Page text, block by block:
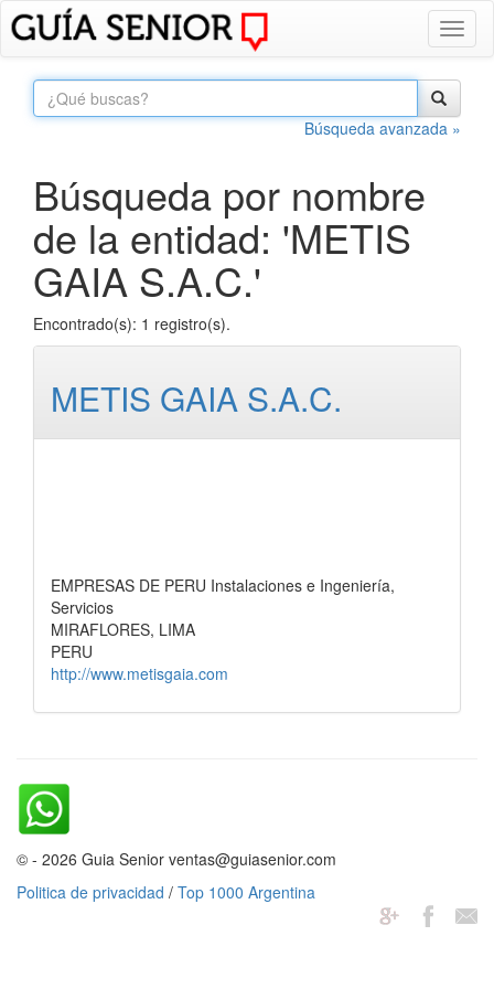
Búsqueda avanzada »
Búsqueda por nombre
de la entidad: 'METIS
GAIA S.A.C.'
Encontrado(s): 1 registro(s).
METIS GAIA S.A.C.
EMPRESAS DE PERU Instalaciones e Ingeniería,
Servicios
MIRAFLORES, LIMA
PERU
http://www.metisgaia.com
© - 2026 Guia Senior ventas@guiasenior.com
Politica de privacidad / Top 1000 Argentina